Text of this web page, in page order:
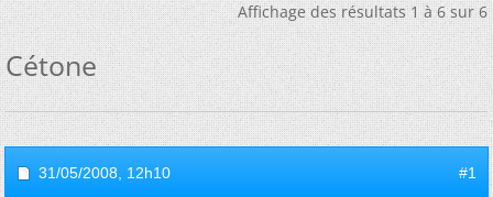
Affichage des résultats 1 à 6 sur 6
Cétone
31/05/2008, 12h10 #1